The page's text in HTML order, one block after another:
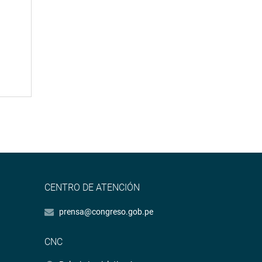
CENTRO DE ATENCIÓN
prensa@congreso.gob.pe
CNC